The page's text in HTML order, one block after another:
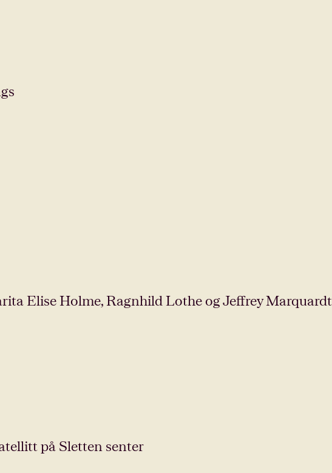
Elise Holme, Ragnhild Lothe og Jeffrey Marquardt
på Sletten senter